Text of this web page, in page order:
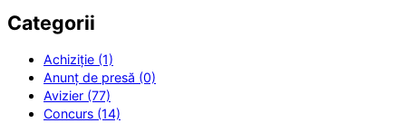
Categorii
Achiziție (1)
Anunț de presă (0)
Avizier (77)
Concurs (14)